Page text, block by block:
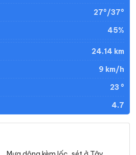
27°/37°
45%
24.14 km
9 km/h
23 °
4.7